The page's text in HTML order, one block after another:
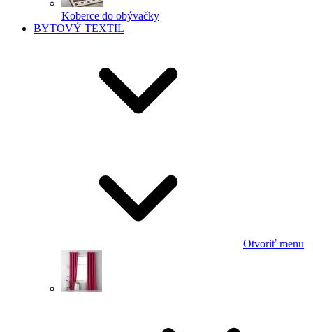
Koberce do obývačky
BYTOVÝ TEXTIL
Otvoriť menu